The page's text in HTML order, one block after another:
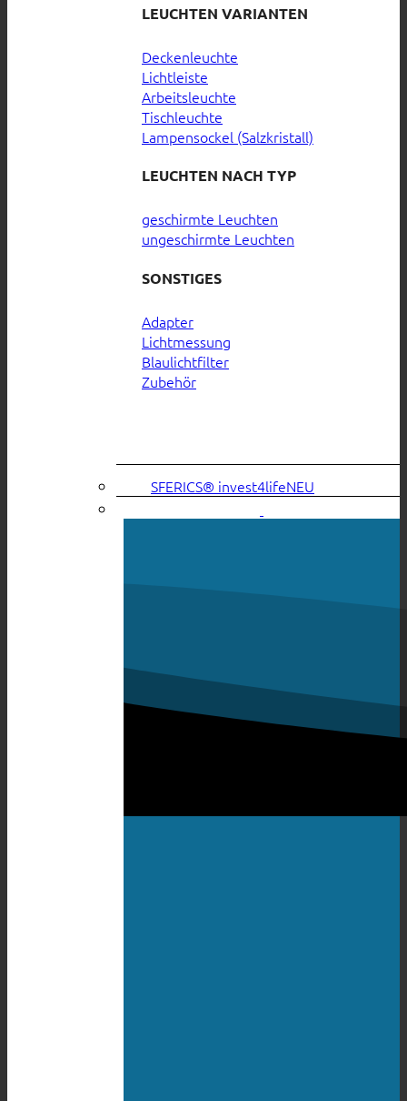
LEUCHTEN VARIANTEN
Deckenleuchte
Lichtleiste
Arbeitsleuchte
Tischleuchte
Lampensockel (Salzkristall)
LEUCHTEN NACH TYP
geschirmte Leuchten
ungeschirmte Leuchten
SONSTIGES
Adapter
Lichtmessung
Blaulichtfilter
Zubehör
SFERICS® invest4life